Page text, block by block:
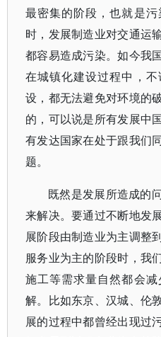
最密集的阶段，也就是
时，发展制造业对交通运
都容易造成污染。如今我
在城镇化建设过程中，
设，都无法避免对环境的
的，可以说是所有发展中
有发达国家在处于跟我们
题。
既然是发展所造成的
来解决。要通过不断地发
展阶段由制造业为主调整
服务业为主的阶段时，我
施工等需求量自然都会
解。比如东京、汉城、伦
展的过程中都曾经出现过